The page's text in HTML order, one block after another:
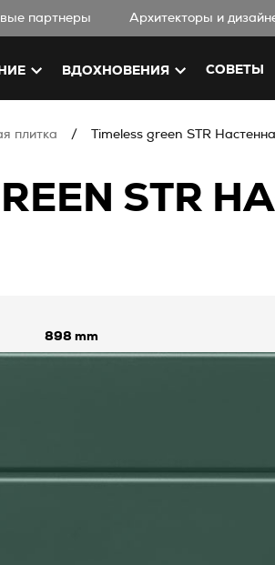
партнеры Aрхитекторы и
ВДОХНОВЕНИЯ СОВЕТЫ
плитка Timeless green STR
898